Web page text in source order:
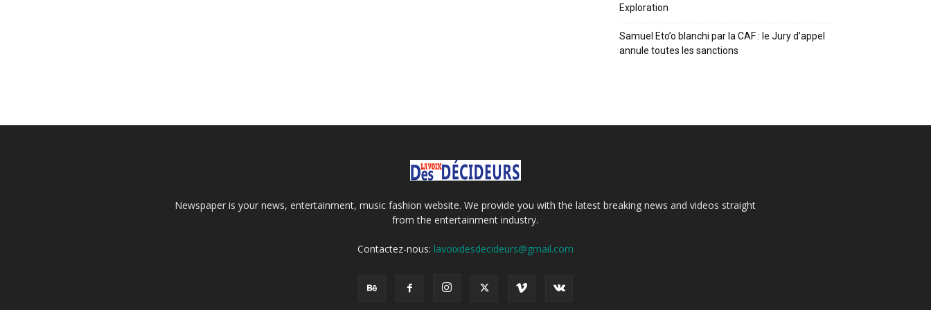
Exploration
Samuel Eto’o blanchi par la CAF : le Jury d’appel
annule toutes les sanctions
Newspaper is your news, entertainment, music fashion website. We provide you with the latest breaking news and videos straight
from the entertainment industry.
Contactez-nous: lavoixdesdecideurs@gmail.com